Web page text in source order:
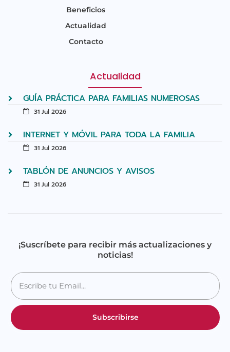
Beneficios
Actualidad
Contacto
Actualidad
GUÍA PRÁCTICA PARA FAMILIAS NUMEROSAS
31 Jul 2026
INTERNET Y MÓVIL PARA TODA LA FAMILIA
31 Jul 2026
TABLÓN DE ANUNCIOS Y AVISOS
31 Jul 2026
¡Suscríbete para recibir más actualizaciones y
noticias!
Subscribirse